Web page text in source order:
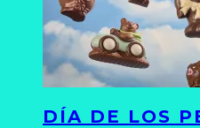
DÍA DE LOS